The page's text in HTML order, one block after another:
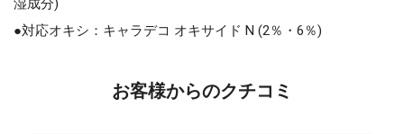
●対応オキシ：キャラデコ オキサイド N (2％・6％)
お客様からのクチコミ